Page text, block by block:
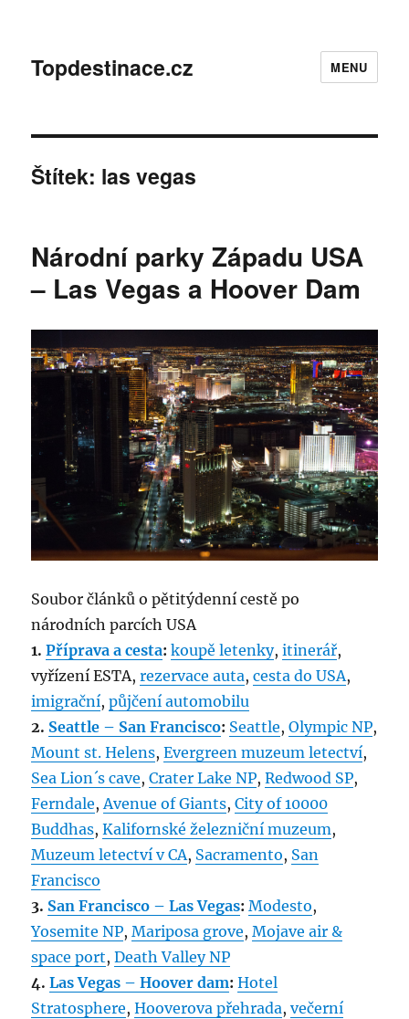
Topdestinace.cz MENU
Štítek: las vegas
Národní parky Západu USA
– Las Vegas a Hoover Dam
Soubor článků o pětitýdenní cestě po
národních parcích USA
1.Příprava a cesta: koupě letenky,itinerář,
vyřízení ESTA,rezervace auta,cesta do USA,
imigrační,půjčení automobilu
2. Seattle – San Francisco: Seattle,Olympic NP,
Mount st. Helens,Evergreen muzeum letectví,
Sea Lion´s cave,Crater Lake NP,Redwood SP,
Ferndale,Avenue of Giants,City of 10000
Buddhas,Kalifornské železniční muzeum,
Muzeum letectví v CA, Sacramento, San
Francisco
3. San Francisco – Las Vegas: Modesto,
Yosemite NP,Mariposa grove,Mojave air &
space port,Death Valley NP
4.Las Vegas – Hoover dam: Hotel
Stratosphere,Hooverova přehrada,večerní